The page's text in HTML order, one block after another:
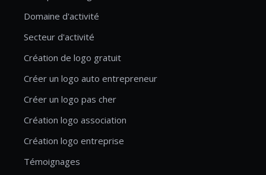
Domaine d'activité
Secteur d'activité
Création de logo gratuit
Créer un logo auto entrepreneur
Créer un logo pas cher
Création logo association
Création logo entreprise
Témoignages